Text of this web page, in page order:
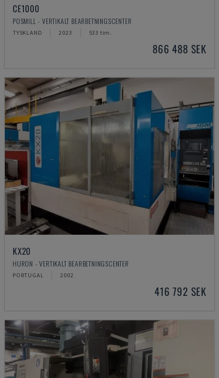
CE1000
POSMILL - VERTIKALT BEARBETNINGSCENTER
TYSKLAND 2023 533 tim.
866 488 SEK
KX20
HURON - VERTIKALT BEARBETNINGSCENTER
PORTUGAL 2002
416 792 SEK